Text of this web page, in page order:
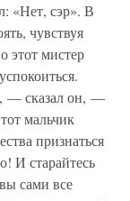
«Нет, сэр». В
чувствуя
этот мистер
— сказал он, —
мальчик
признаться
И старайтесь
сами все